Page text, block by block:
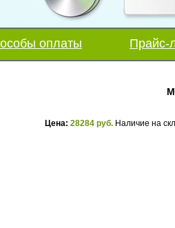
оплаты Прайс-
Цена:28284 руб. Наличие на